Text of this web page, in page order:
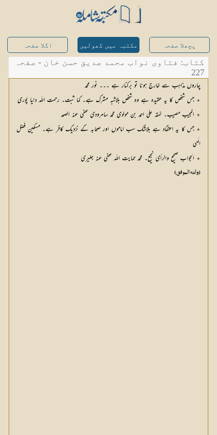
پچھلا صفحہ مکتبہ میں کھولیں اگلا صفحہ
کتاب: فتاوی نواب محمد صدیق حسن خان - صفحہ
227
چاروں مذاہب سے خارج ہونا تو برکنار ہے ۔۔۔ نور محمد
٭ جس شخص کا یہ عقیدہ ہے وہ شخص بلاشبہ مشرک ہے۔ کما ثبت۔ رحمت اللہ دنیا پوری
٭ المجیب مصیب۔ نمقہ علی احمد بن مولوی محمد سامرودی عفی عنہ الصمد
٭ جس کا یہ اعتقاد ہے بلاشک سب اماموں اور صحابہ کے نزدیک کافر ہے۔ مسکین فضل
الٰہی
٭ الجواب صحیح والرأی نجیح۔ محمد حمایت اللہ عفی عنہ جلیری
(والله الموفق)